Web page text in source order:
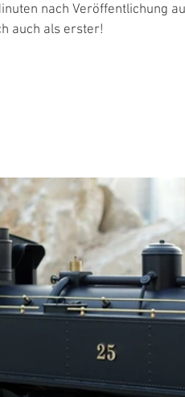
nach Veröffentlichung
auch als erster!